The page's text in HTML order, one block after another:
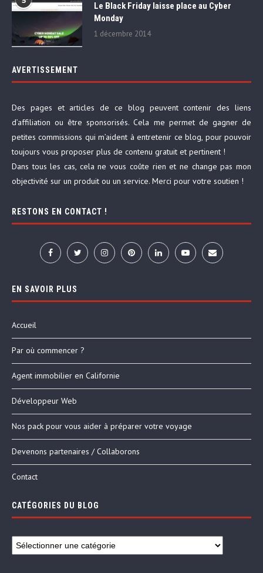
Le Black Friday laisse place au Cyber
Monday
1 décembre 2014
AVERTISSEMENT
Des pages et articles de ce blog peuvent contenir des liens
d’affiliation ou être sponsorisés. Cela me permet de gagner de
petites commissions qui m’aident à entretenir ce blog, pour pouvoir
toujours vous proposer plus de contenu gratuit et pertinent !
Dans tous les cas, cela ne vous coûte rien et ne change pas mon
objectivité sur un produit ou un service. Merci pour votre soutien !
RESTONS EN CONTACT !
EN SAVOIR PLUS
Accueil
Par où commencer ?
Agent immobilier en Californie
Développeur Web
Nos pack pour vous aider à préparer votre voyage
Devenons partenaires / Collaborons
Contact
CATÉGORIES DU BLOG